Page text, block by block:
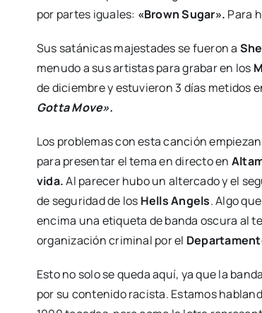
por partes iguales: «Brown Sugar». Para
Sus satánicas majestades se fueron a
menudo a sus artistas para grabar en los
de diciembre y estuvieron 3 días metidos
Gotta Move».
Los problemas con esta canción
para presentar el tema en directo en
vida.Al parecer hubo un altercado y el
de seguridad de los Hells Angels. Algo
encima una etiqueta de banda oscura al
organización criminal por el
Esto no solo se queda aquí, ya que la
por su contenido racista. Estamos